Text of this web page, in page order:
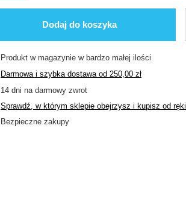
Dodaj do koszyka
Produkt w magazynie w bardzo małej ilości
Darmowa i szybka dostawa od 250,00 zł
14 dni na darmowy zwrot
Sprawdź, w którym sklepie obejrzysz i kupisz od ręki
Bezpieczne zakupy